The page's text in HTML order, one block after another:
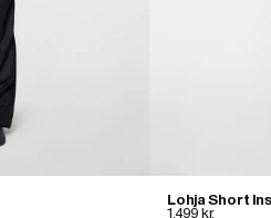
Lohja Short
1.499 kr.